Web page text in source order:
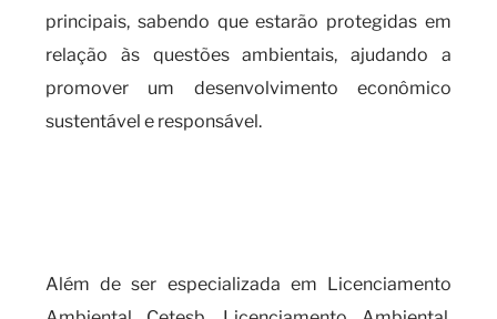
principais, sabendo que estarão protegidas em
relação às questões ambientais, ajudando a
promover um desenvolvimento econômico
sustentável e responsável.
Além de ser especializada em Licenciamento